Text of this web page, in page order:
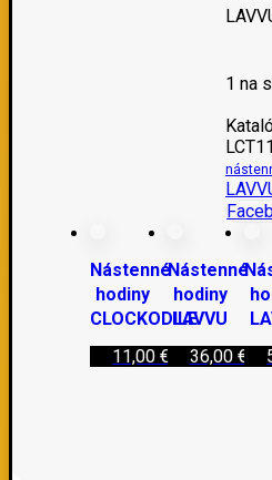
1 na
Nástenné
hodiny
CLOCKODILE
11,00 €
Nástenné
hodiny
LAVVU
36,00 €